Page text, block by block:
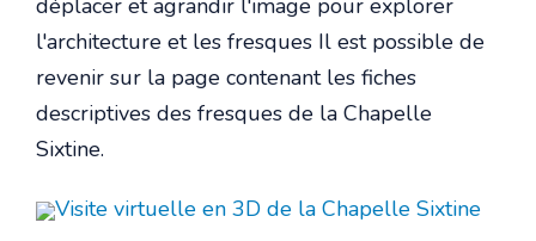
déplacer et agrandir l'image pour explorer
l'architecture et les fresques Il est possible de
revenir sur la page contenant les fiches
descriptives des fresques de la Chapelle
Sixtine.
Visite virtuelle en 3D de la Chapelle Sixtine